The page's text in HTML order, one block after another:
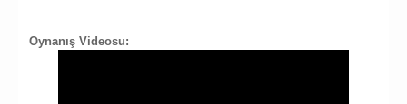
Oynanış Videosu: